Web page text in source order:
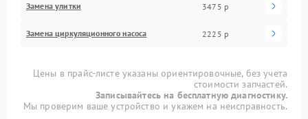
Замена улитки 3475 р
Замена циркуляционного насоса 2225 р
Цены в прайс-листе указаны ориентировочные, без учета
стоимости запчастей.
Записывайтесь на бесплатную диагностику.
Мы проверим ваше устройство и укажем на неисправность.